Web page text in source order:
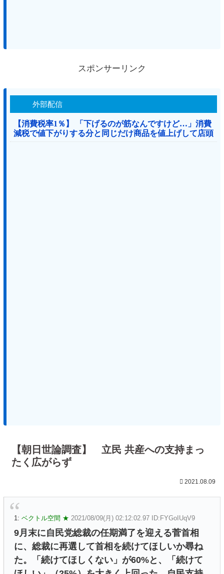
スポンサーリンク
外部配信
【消費税率1％】 「下げるのが筋なんですけど…」消費
減税で値下がりする分と同じだけ商品を値上げして店頭
価格を変えない店も
【朝日世論調査】 立民 共産への支持まっ
たく広がらず
2021.08.09
1: ベクトル空間 ★ 2021/08/09(月) 02:12:02.97 ID:FYGoIUqV9
9月末に自民党総裁の任期満了を迎える菅首相
に、総裁に再選して首相を続けてほしいか尋ね
た。「続けてほしくない」が60%と、「続けて